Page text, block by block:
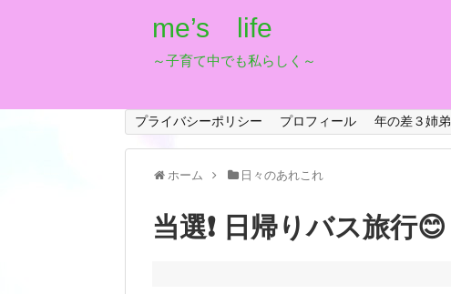
me’s life
～子育て中でも私らしく～
プライバシーポリシー プロフィール 年の差３姉弟
ホーム 日々のあれこれ
当選❗️ 日帰りバス旅行😊